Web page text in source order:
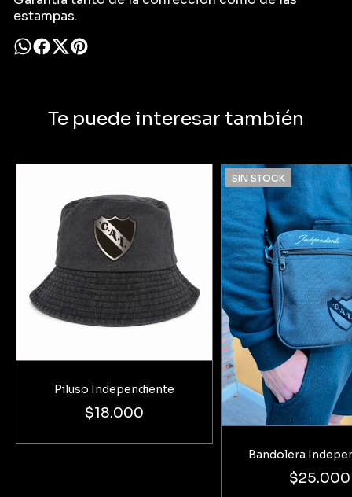
estampas.
Te puede interesar también
Piluso Independiente
$18.000
SIN STOCK
Bandolera
$25.000